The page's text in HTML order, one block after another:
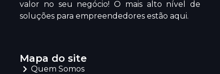
valor no seu negócio! O mais alto nível de
soluções para empreendedores estão aqui.
Mapa do site
Quem Somos